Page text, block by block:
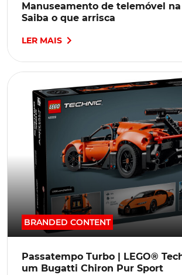
Manuseamento de telemóvel
Saiba o que arrisca
LER MAIS
BRANDED CONTENT
Passatempo Turbo | LEGO®
um Bugatti Chiron Pur Sport